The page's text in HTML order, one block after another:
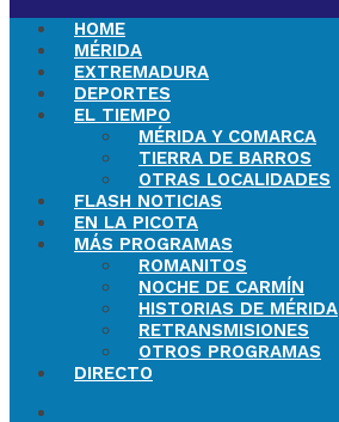
HOME
MÉRIDA
EXTREMADURA
DEPORTES
EL TIEMPO
MÉRIDA Y COMARCA
TIERRA DE BARROS
OTRAS LOCALIDADES
FLASH NOTICIAS
EN LA PICOTA
MÁS PROGRAMAS
ROMANITOS
NOCHE DE CARMÍN
HISTORIAS DE MÉRIDA
RETRANSMISIONES
OTROS PROGRAMAS
DIRECTO